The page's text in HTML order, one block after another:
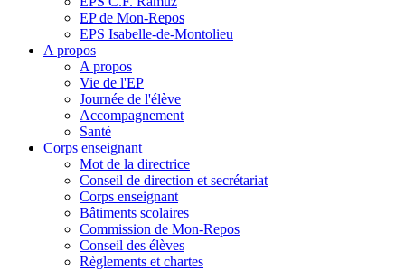
EP de Mon-Repos
EPS Isabelle-de-Montolieu
A propos
A propos
Vie de l'EP
Journée de l'élève
Accompagnement
Santé
Corps enseignant
Mot de la directrice
Conseil de direction et secrétariat
Corps enseignant
Bâtiments scolaires
Commission de Mon-Repos
Conseil des élèves
Règlements et chartes